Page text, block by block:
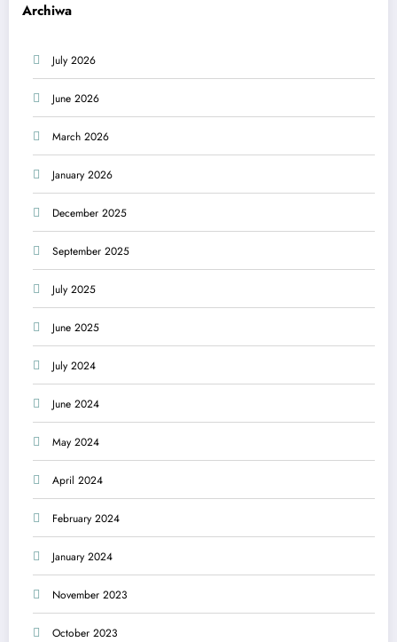
Archiwa
July 2026
June 2026
March 2026
January 2026
December 2025
September 2025
July 2025
June 2025
July 2024
June 2024
May 2024
April 2024
February 2024
January 2024
November 2023
October 2023